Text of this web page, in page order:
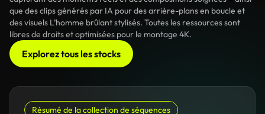
que des clips générés par IA pour des arrière-plans en boucle et
des visuels L’homme brûlant stylisés. Toutes les ressources sont
libres de droits et optimisées pour le montage 4K.
Explorez tous les stocks
Résumé de la collection de séquences